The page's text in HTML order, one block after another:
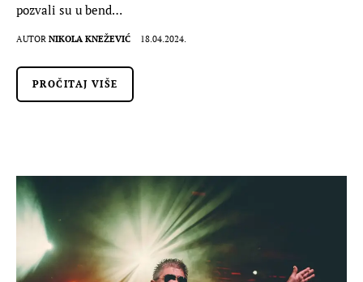
pozvali su u bend…
AUTOR NIKOLA KNEŽEVIĆ 18.04.2024.
PROČITAJ VIŠE